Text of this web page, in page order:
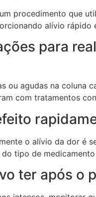
procedimento que
alívio rápido
para
ou agudas na coluna
com tratamentos
o alívio da dor é
tipo de
ter após o